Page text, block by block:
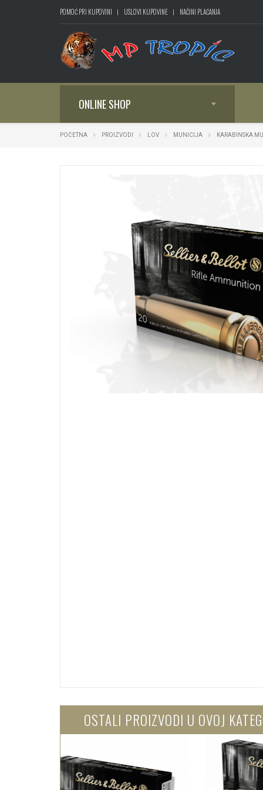
POMOĆ PRI KUPOVINI USLOVI KUPOVINE NAČINI PLAĆANJA
ONLINE SHOP
POČETNA PROIZVODI LOV MUNICIJA KARABINSKA
OSTALI PROIZVODI U OVOJ